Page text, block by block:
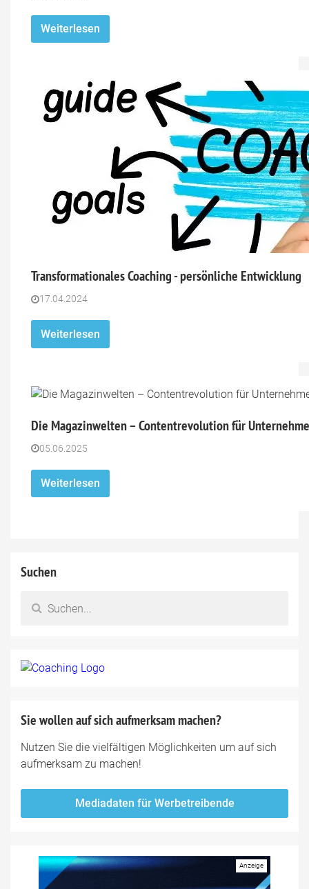
Weiterlesen
Transformationales Coaching - persönliche Entwicklung
17.04.2024
Weiterlesen
Die Magazinwelten – Contentrevolution für
05.06.2025
Weiterlesen
Suchen
Sie wollen auf sich aufmerksam machen?
Nutzen Sie die vielfältigen Möglichkeiten um auf sich
aufmerksam zu machen!
Mediadaten für Werbetreibende